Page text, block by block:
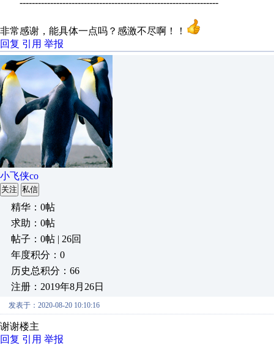
-----------------------------------------------------------------
非常感谢，能具体一点吗？感激不尽啊！！
回复 引用 举报
小飞侠co
关注 私信
精华：0帖
求助：0帖
帖子：0帖 | 26回
年度积分：0
历史总积分：66
注册：2019年8月26日
发表于：2020-08-20 10:10:16
谢谢楼主
回复 引用 举报